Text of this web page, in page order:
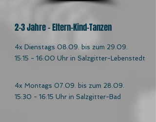
2-3 Jahre - Eltern-Kind-Tanzen
4x Dienstags 08.09. bis zum 29.09.
15:15 - 16:00 Uhr in Salzgitter-Lebenstedt
4x Montags 07.09. bis zum 28.09.
15:30 - 16:15 Uhr in Salzgitter-Bad